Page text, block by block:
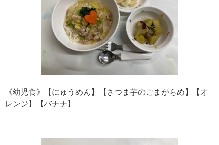
《幼児食》【にゅうめん】【さつま芋のごまがらめ】【オ
レンジ】【バナナ】